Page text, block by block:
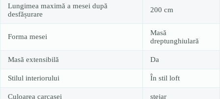
Lungimea maximă a mesei după
desfășurare
200 cm
Forma mesei
Masă
dreptunghiulară
Masă extensibilă Da
Stilul interiorului În stil loft
Culoarea carcasei stejar